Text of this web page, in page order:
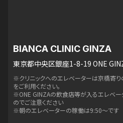
BIANCA CLINIC GINZA
東京都中央区銀座1-8-19 ONE
※クリニックへのエレベーターは京橋寄
をご利用ください。
※ONE GINZAの飲食店等が入るエレベ
のでご注意ください
※朝のエレベーターの稼働は9:50〜です